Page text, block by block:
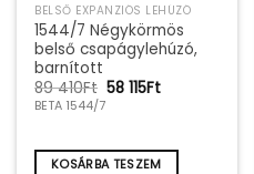
BELSŐ EXPANZIÓS LEHÚZÓ
1544/7 Négykörmös
belső csapágylehúzó,
barnított
89 410Ft Original
410Ft.
58 115FtCurrent
115Ft.
BETA 1544/7
KOSÁRBA TESZEM